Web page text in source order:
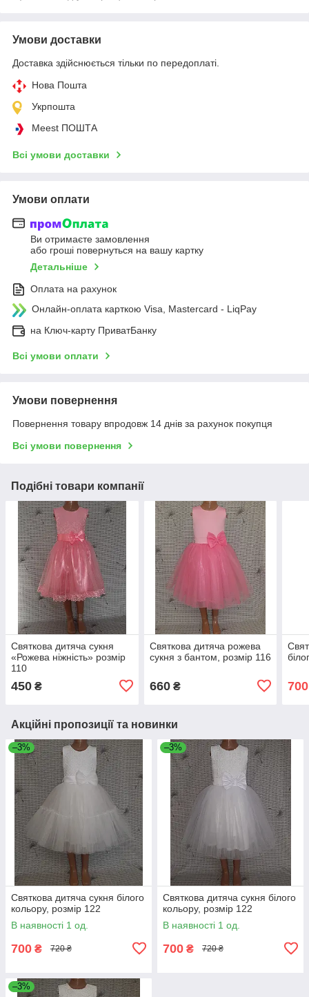
Умови доставки
Доставка здійснюється тільки по передоплаті.
Нова Пошта
Укрпошта
Meest ПОШТА
Всі умови доставки
Умови оплати
Ви отримаєте замовлення
або гроші повернуться на вашу картку
Детальніше
Оплата на рахунок
Онлайн-оплата карткою Visa, Mastercard - LiqPay
на Ключ-карту ПриватБанку
Всі умови оплати
Умови повернення
Повернення товару впродовж 14 днів за рахунок покупця
Всі умови повернення
Подібні товари компанії
Святкова дитяча сукня
«Рожева ніжність» розмір
110
450 ₴
Святкова дитяча рожева
сукня з бантом, розмір 116
660₴ 700
Акційні пропозиції та новинки
–3%
Святкова дитяча сукня білого
кольору, розмір 122
В наявності 1 од.
700 ₴ 720 ₴
–3%
Святкова дитяча сукня білого
кольору, розмір 122
В наявності 1 од.
700 ₴ 720 ₴
–3%